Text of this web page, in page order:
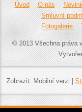
Úvod O nás
Smluvní
Fotogalerie
© 2013 Všechna práva
Zobrazit: Mobilní verzi